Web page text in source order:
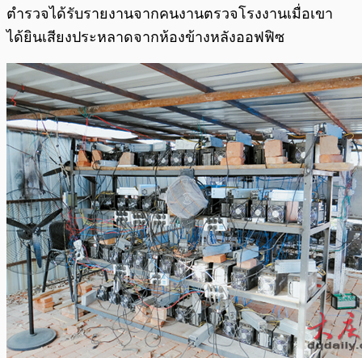
ตำรวจได้รับรายงานจากคนงานตรวจโรงงานเมื่อเขา
ได้ยินเสียงประหลาดจากห้องข้างหลังออฟฟิซ